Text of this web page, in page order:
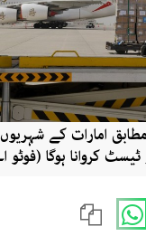
امارات کے
کروانا ہوگا